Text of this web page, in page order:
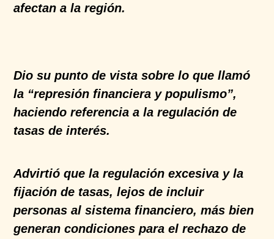
afectan a la región.
Dio su punto de vista sobre lo que llamó
la “represión financiera y populismo”,
haciendo referencia a la regulación de
tasas de interés.
Advirtió que la regulación excesiva y la
fijación de tasas, lejos de incluir
personas al sistema financiero, más bien
generan condiciones para el rechazo de